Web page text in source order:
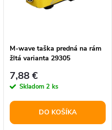
M-wave taška predná na rám
žltá varianta 29305
7,88 €
Skladom 2 ks
DO KOŠÍKA